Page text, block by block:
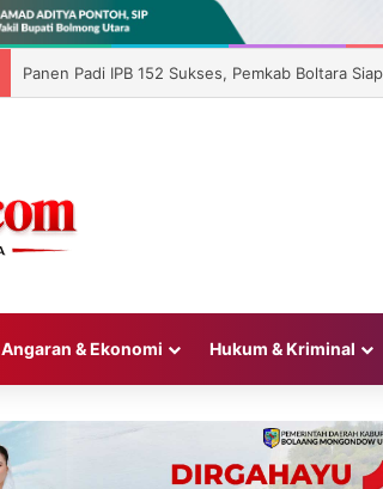
Panen Padi IPB 152 Sukses, Pemkab Boltara
Angaran & Ekonomi Hukum & Kriminal